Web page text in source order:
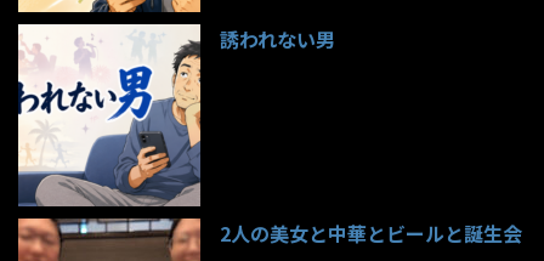
誘われない男
2人の美女と中華とビールと誕生会